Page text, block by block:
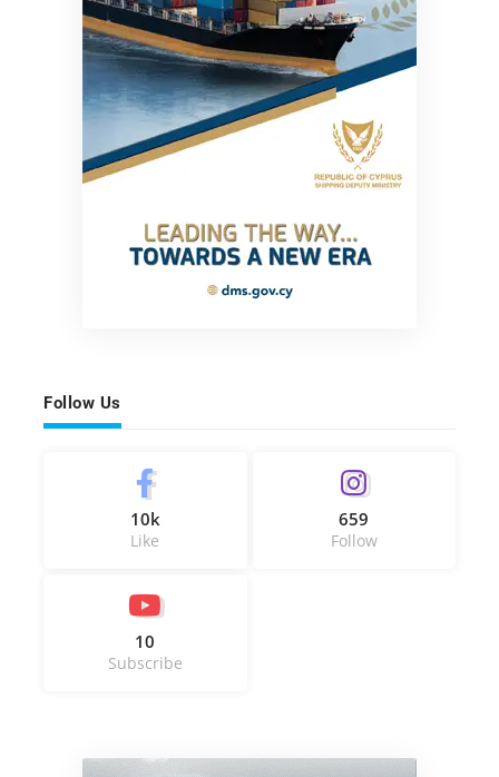
Follow Us
10k
Like
659
Follow
10
Subscribe